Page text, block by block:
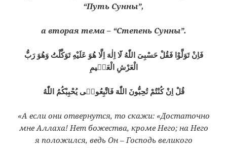
“Путь Сунны”,
а вторая тема – “Степень Сунны”.
فَاِنْ تَوَلَّوْا فَقُلْ حَسْبِىَ اللّٰهُ لَٓا اِلٰهَ اِلَّا هُوَ عَلَيْهِ تَوَكَّلْتُ وَهُوَ رَبُّ
الْعَرْشِ الْعَظٖيمِ
قُلْ اِنْ كُنْتُمْ تُحِبُّونَ اللّٰهَ فَاتَّبِعُونٖى يُحْبِبْكُمُ اللّٰهُ
«А если они отвернутся, то скажи: «Достаточно
мне Аллаха! Нет божества, кроме Него; на Него
я положился, ведь Он – Господь великого